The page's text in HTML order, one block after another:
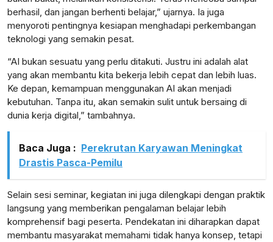
lensabidik.com
berhasil, dan jangan berhenti belajar,” ujarnya. Ia juga
menyoroti pentingnya kesiapan menghadapi perkembangan
teknologi yang semakin pesat.
“AI bukan sesuatu yang perlu ditakuti. Justru ini adalah alat
yang akan membantu kita bekerja lebih cepat dan lebih luas.
Ke depan, kemampuan menggunakan AI akan menjadi
kebutuhan. Tanpa itu, akan semakin sulit untuk bersaing di
dunia kerja digital,” tambahnya.
Baca Juga : Perekrutan Karyawan Meningkat
Drastis Pasca-Pemilu
Selain sesi seminar, kegiatan ini juga dilengkapi dengan praktik
langsung yang memberikan pengalaman belajar lebih
komprehensif bagi peserta. Pendekatan ini diharapkan dapat
membantu masyarakat memahami tidak hanya konsep, tetapi